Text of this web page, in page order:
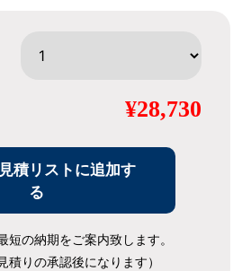
¥28,730
積リストに追加す
る
短の納期をご案内致します。
積りの承認後になります）